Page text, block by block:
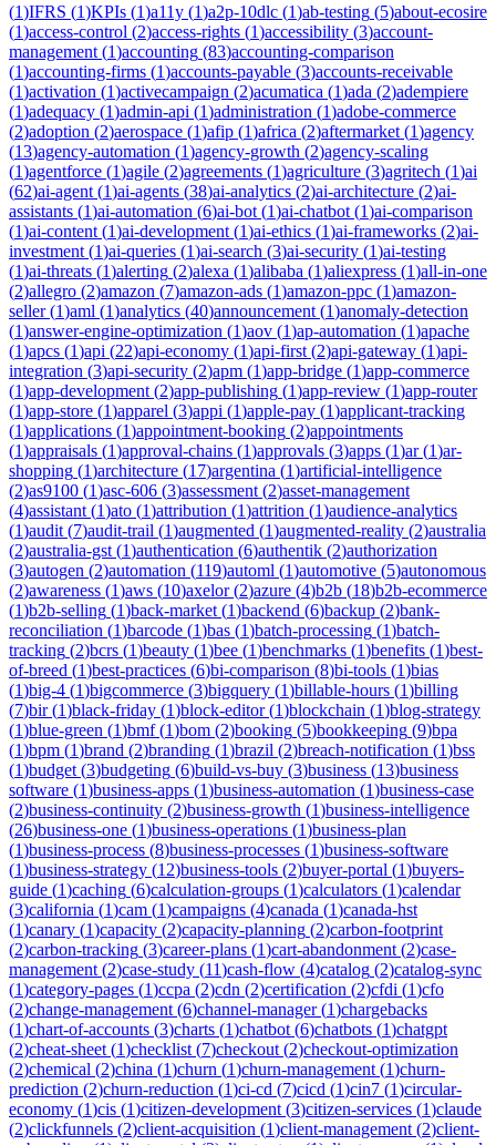
(1)IFRS (1)KPIs (1)a11y (1)a2p-10dlc (1)ab-testing (5)about-ecosire
(1)access-control (2)access-rights (1)accessibility (3)account-
management (1)accounting (83)accounting-comparison
(1)accounting-firms (1)accounts-payable (3)accounts-receivable
(1)activation (1)activecampaign (2)acumatica (1)ada (2)adempiere
(1)adequacy (1)admin-api (1)administration (1)adobe-commerce
(2)adoption (2)aerospace (1)afip (1)africa (2)aftermarket (1)agency
(13)agency-automation (1)agency-growth (2)agency-scaling
(1)agentforce (1)agile (2)agreements (1)agriculture (3)agritech (1)ai
(62)ai-agent (1)ai-agents (38)ai-analytics (2)ai-architecture (2)ai-
assistants (1)ai-automation (6)ai-bot (1)ai-chatbot (1)ai-comparison
(1)ai-content (1)ai-development (1)ai-ethics (1)ai-frameworks (2)ai-
investment (1)ai-queries (1)ai-search (3)ai-security (1)ai-testing
(1)ai-threats (1)alerting (2)alexa (1)alibaba (1)aliexpress (1)all-in-one
(2)allegro (2)amazon (7)amazon-ads (1)amazon-ppc (1)amazon-
seller(1)aml (1)analytics (40)announcement (1)anomaly-detection
(1)answer-engine-optimization (1)aov (1)ap-automation (1)apache
(1)apcs (1)api (22)api-economy (1)api-first (2)api-gateway (1)api-
integration (3)api-security (2)apm (1)app-bridge (1)app-commerce
(1)app-development (2)app-publishing (1)app-review (1)app-router
(1)app-store (1)apparel (3)appi (1)apple-pay (1)applicant-tracking
(1)applications (1)appointment-booking (2)appointments
(1)appraisals (1)approval-chains (1)approvals (3)apps (1)ar(1)ar-
shopping (1)architecture (17)argentina (1)artificial-intelligence
(2)as9100 (1)asc-606 (3)assessment (2)asset-management
(4)assistant (1)ato (1)attribution (1)attrition (1)audience-analytics
(1)audit (7)audit-trail (1)augmented (1)augmented-reality (2)australia
(2)australia-gst (1)authentication (6)authentik (2)authorization
(3)autogen (2)automation (119)automl (1)automotive (5)autonomous
(2)awareness (1)aws (10)axelor(2)azure (4)b2b (18)b2b-ecommerce
(1)b2b-selling (1)back-market (1)backend (6)backup (2)bank-
reconciliation (1)barcode (1)bas (1)batch-processing (1)batch-
tracking (2)bcrs (1)beauty (1)bee (1)benchmarks (1)benefits (1)best-
of-breed (1)best-practices (6)bi-comparison (8)bi-tools (1)bias
(1)big-4 (1)bigcommerce (3)bigquery (1)billable-hours (1)billing
(7)bir(1)black-friday (1)block-editor(1)blockchain (1)blog-strategy
(1)blue-green (1)bmf(1)bom (2)booking (5)bookkeeping (9)bpa
(1)bpm (1)brand (2)branding (1)brazil (2)breach-notification (1)bss
(1)budget (3)budgeting (6)build-vs-buy (3)business (13)business
software (1)business-apps (1)business-automation (1)business-case
(2)business-continuity (2)business-growth (1)business-intelligence
(26)business-one (1)business-operations (1)business-plan
(1)business-process (8)business-processes (1)business-software
(1)business-strategy (12)business-tools (2)buyer-portal (1)buyers-
guide (1)caching (6)calculation-groups (1)calculators (1)calendar
(3)california (1)cam (1)campaigns (4)canada (1)canada-hst
(1)canary (1)capacity (2)capacity-planning (2)carbon-footprint
(2)carbon-tracking (3)career-plans (1)cart-abandonment (2)case-
management (2)case-study (11)cash-flow (4)catalog (2)catalog-sync
(1)category-pages (1)ccpa (2)cdn (2)certification (2)cfdi (1)cfo
(2)change-management (6)channel-manager(1)chargebacks
(1)chart-of-accounts (3)charts (1)chatbot (6)chatbots (1)chatgpt
(2)cheat-sheet (1)checklist (7)checkout (2)checkout-optimization
(2)chemical (2)china (1)churn (1)churn-management (1)churn-
prediction (2)churn-reduction (1)ci-cd (7)cicd (1)cin7 (1)circular-
economy (1)cis (1)citizen-development (3)citizen-services (1)claude
(2)clickfunnels (2)client-acquisition (1)client-management (2)client-